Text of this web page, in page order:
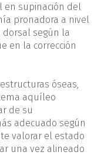
en supinación del
pronadora a nivel
según la
en la corrección
óseas,
aquíleo
de su
adecuado según
valorar el estado
una vez alineado